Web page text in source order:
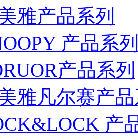
雅产品系列
产品系列
产品系列
雅凡尔赛产
产